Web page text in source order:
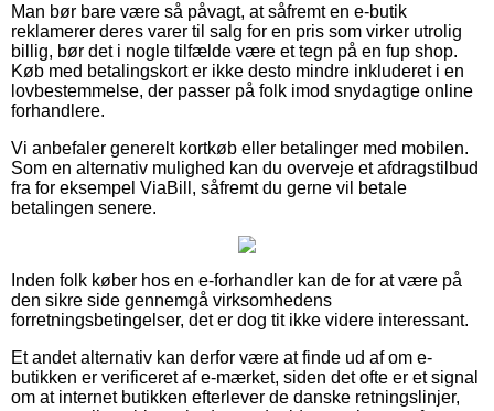
Man bør bare være så påvagt, at såfremt en e-butik
reklamerer deres varer til salg for en pris som virker utrolig
billig, bør det i nogle tilfælde være et tegn på en fup shop.
Køb med betalingskort er ikke desto mindre inkluderet i en
lovbestemmelse, der passer på folk imod snydagtige online
forhandlere.
Vi anbefaler generelt kortkøb eller betalinger med mobilen.
Som en alternativ mulighed kan du overveje et afdragstilbud
fra for eksempel ViaBill, såfremt du gerne vil betale
betalingen senere.
Inden folk køber hos en e-forhandler kan de for at være på
den sikre side gennemgå virksomhedens
forretningsbetingelser, det er dog tit ikke videre interessant.
Et andet alternativ kan derfor være at finde ud af om e-
butikken er verificeret af e-mærket, siden det ofte er et signal
om at internet butikken efterlever de danske retningslinjer,